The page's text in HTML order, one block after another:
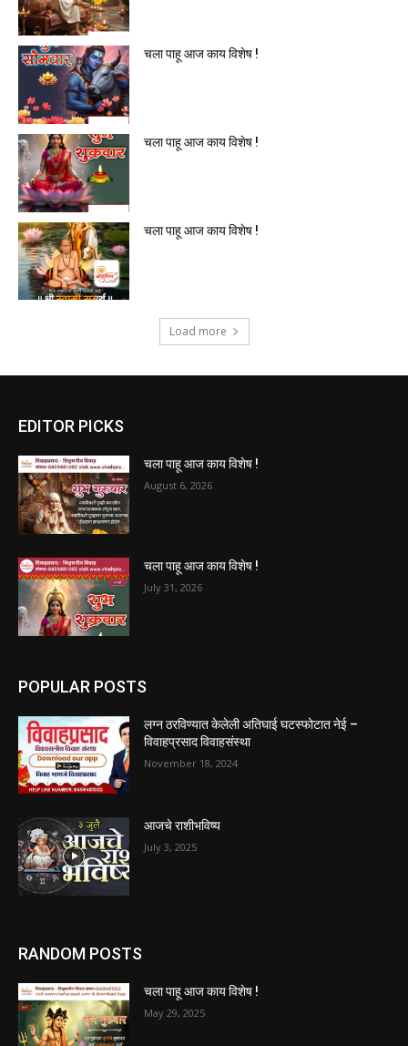
चला पाहू आज काय विशेष !
चला पाहू आज काय विशेष !
चला पाहू आज काय विशेष !
Load more
EDITOR PICKS
चला पाहू आज काय विशेष !
August 6, 2026
चला पाहू आज काय विशेष !
July 31, 2026
POPULAR POSTS
लग्न ठरविण्यात केलेली अतिघाई घटस्फोटात नेई –
विवाहप्रसाद विवाहसंस्था
November 18, 2024
आजचे राशीभविष्य
July 3, 2025
RANDOM POSTS
चला पाहू आज काय विशेष !
May 29, 2025